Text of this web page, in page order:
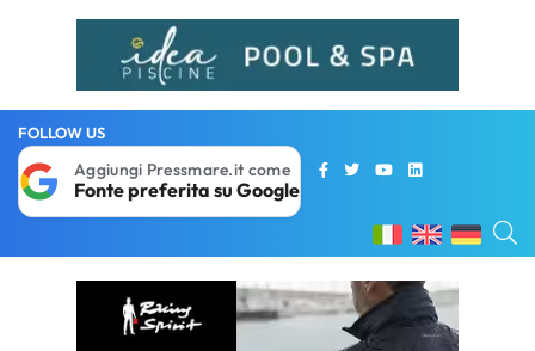
FOLLOW US
Aggiungi Pressmare.it come
Fonte preferita su Google